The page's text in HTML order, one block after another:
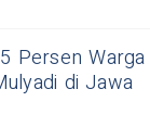
Persen Warga
di Jawa